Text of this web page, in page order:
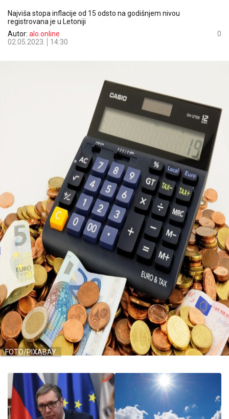
Najviša stopa inflacije od 15 odsto na godišnjem nivou
registrovana je u Letoniji
Autor: alo.online
02.05.2023.
14:30
0
FOTO/PIXABAY